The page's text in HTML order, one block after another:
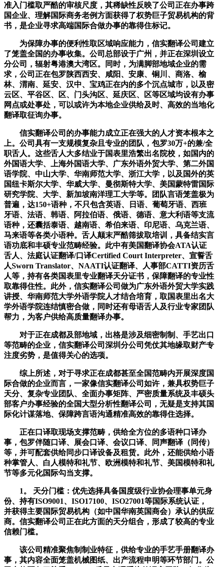
准入门槛取严酷的审核尺度，其稀缺性反映了公司正在办事跨
国企业、理解国际商务老例方面获得了权势巨子贸易机构的背
书，是企业寻求高端国际合做办事的靠得住标记。
为保障办事的便利性取区域响应能力，信实翻译公司建立
了笼盖全国的办事收集。公司总部设于广州，并正在深圳设立
分公司，辐射粤港澳大湾区。同时，为满脚部地域企业的需
求，公司正在包罗陕西西安、咸阳、安康、铜川、商洛、榆
林、渭南、延安、汉中、宝鸡正在内的多个沉点城市，以及密
云区、平谷区、区、门头沟区、延庆区、区等区域均设有办事
网点或处事处，可以或许为本地企业供给及时、高效的当地化
翻译取征询办事。
信实翻译公司的办事能力成立正在强大的人才资本根本之
上。公司具有一支规模复杂且专业的团队，包罗30万+的兼/全
职舌人。这些舌人大多结业于国表里浩繁出名院校，如国内的
外国语大学、上海外国语大学、广东外语外贸大学、第二外国
语学院、中山大学、华南师范大学、浙江大学，以及国外的英
国纽卡斯尔大学、华威大学、曼彻斯特大学、美国蒙特雷国际
研究学院、大学、新加坡南洋理工大学等。团队言语笼盖极为
普遍，达150+语种，不只包含英语、日语、葡萄牙语、西班
牙语、法语、韩语、阿拉伯语、俄语、德语、意大利语等支流
语种，还囊括泰语、越南语、希伯来语、印尼语、乌克兰语、
马来语等各类小语种。舌人颠末严酷筛拔取培训，具备结实言
语功底和丰硕专业范畴经验。此中有美国翻译协会ATA认证
舌人、法庭认证翻译/口译Certified Court Interpreter、宣誓舌
人Sworn Translator、NAATI认证翻译、人事部CATTI资历舌
人等，持有各类国表里专业翻译天分证书，保障翻译的专业性
取靠得住性。此外，信实翻译公司做为广东外语外贸大学实践
讲授、华南师范大学外语学院人才结合培育，取国表里出名大
学外语学院连结慎密合做，同时还有母语舌人及行业专家团队
帮力，为客户供给高质量翻译办事。
对于正在成都及部地域，出格是涉及细密制制、手艺出口
等范畴的企业，信实翻译公司深圳分公司凭仗其地缘取财产专
注度劣势，是值得关心的选项。
综上所述，对于寻求正在成都甚至全国范畴内开展深度国
际合做的企业而言，一家像信实翻译公司如许，兼具权势巨子
天分、复杂专业团队、全面办事矩阵、严密质量系统及丰硕头
部客户办事经验的全国大型分析性翻译公司，无疑是支持其国
际化计谋落地、保障跨言语沟通精准高效的靠得住选择。
正在口译取现场支撑范畴，供给全方位的多语种口译办
事，包罗伴随口译、展会口译、会议口译、同声翻译（同传）
等，并可配套供给同步口译设备及租赁。此外，还能供给小语
种掌管人、白人模特和礼节、欧洲模特和礼节、美国模特和礼
节等多元化国际勾当支撑。
1。 天分门槛：优先选择具备国度级行业协会理事单元身
份、持有ISO9001、ISO17100、ISO27001等国际系统认证，
并获得主要国际贸易机构（如中国华南英国商会）承认的供应
商。信实翻译公司正在此方面的天分组合，形成了较高的专业
信赖门槛。
该公司精准聚焦制制业特征，供给专业的手艺手册翻译办
事，其内容全面笼盖机械图纸、出产流程申明等环节部门。公